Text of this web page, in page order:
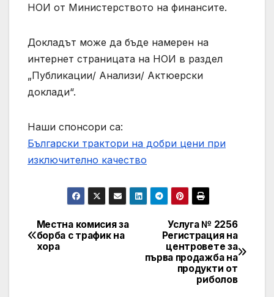
НОИ от Министерството на финансите.
Докладът може да бъде намерен на
интернет страницата на НОИ в раздел
„Публикации/ Анализи/ Актюерски
доклади“.
Наши спонсори са:
Български трактори на добри цени при
изключително качество
Post
navigation
Услуга № 2256
Регистрация на
центровете за
първа продажба на
продукти от
риболов
Местна комисия за
борба с трафик на
хора